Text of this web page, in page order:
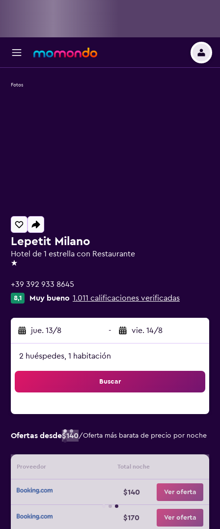
Lepetit Milano
Hotel de 1 estrella con Restaurante
1 estrella
+39 392 933 8645
8,1 Muy bueno 1.011 calificaciones verificadas
jue. 13/8 - vie. 14/8
2 huéspedes, 1 habitación
Buscar
Ofertas desde$140/Oferta más barata de precio por noche
Proveedor Total noche
$140 Ver oferta
$170 Ver oferta
Fotos